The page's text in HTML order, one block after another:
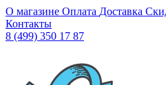
О магазине Оплата Доставка
Контакты
8 (499) 350 17 87